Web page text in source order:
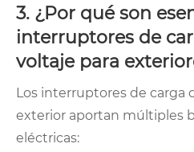
3. ¿Por qué son
interruptores de
voltaje para
Los interruptores de carga
exterior aportan múltiples
eléctricas: